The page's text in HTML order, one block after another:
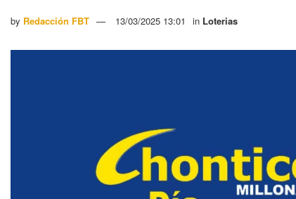
by Redacción FBT 13/03/2025 13:01 in Loterias